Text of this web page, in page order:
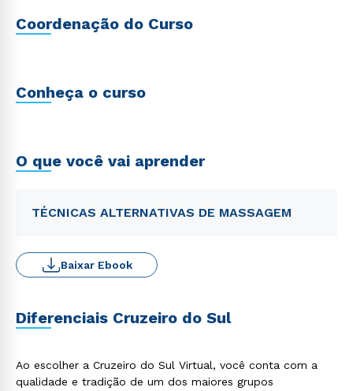
Coordenação do Curso
Conheça o curso
O que você vai aprender
TÉCNICAS ALTERNATIVAS DE MASSAGEM
Baixar Ebook
Diferenciais Cruzeiro do Sul
Ao escolher a Cruzeiro do Sul Virtual, você conta com a
qualidade e tradição de um dos maiores grupos